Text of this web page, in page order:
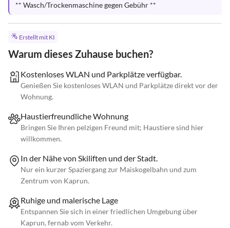
** Wasch/Trockenmaschine gegen Gebühr **
Erstellt mit KI
Warum dieses Zuhause buchen?
Kostenloses WLAN und Parkplätze verfügbar.
Genießen Sie kostenloses WLAN und Parkplätze direkt vor der
Wohnung.
Haustierfreundliche Wohnung
Bringen Sie Ihren pelzigen Freund mit; Haustiere sind hier
willkommen.
In der Nähe von Skiliften und der Stadt.
Nur ein kurzer Spaziergang zur Maiskogelbahn und zum
Zentrum von Kaprun.
Ruhige und malerische Lage
Entspannen Sie sich in einer friedlichen Umgebung über
Kaprun, fernab vom Verkehr.